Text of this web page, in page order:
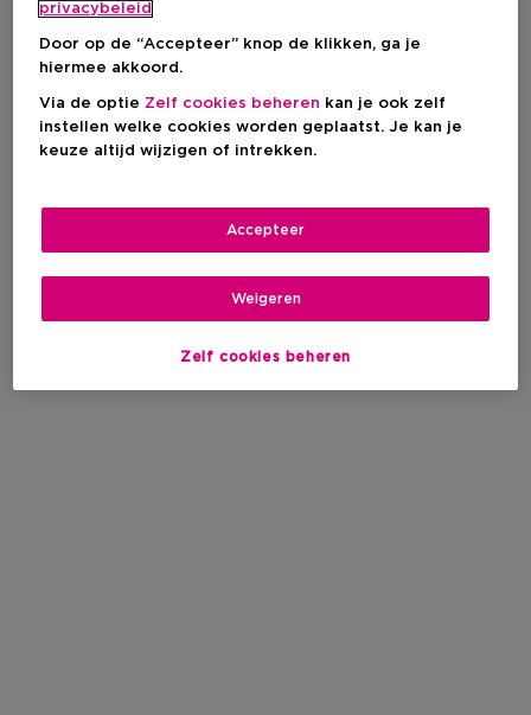
privacybeleid
Door op de “Accepteer” knop de klikken, ga je
hiermee akkoord.
Via de optie Zelf cookies beheren kan je ook zelf
instellen welke cookies worden geplaatst. Je kan je
keuze altijd wijzigen of intrekken.
Zelf cookies beheren
Weigeren
Accepteer